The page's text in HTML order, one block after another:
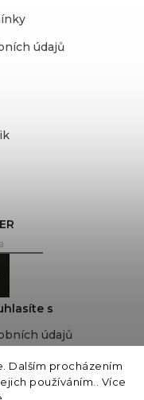
Dalším procházením
používáním.. Více
údajů
s
údajů